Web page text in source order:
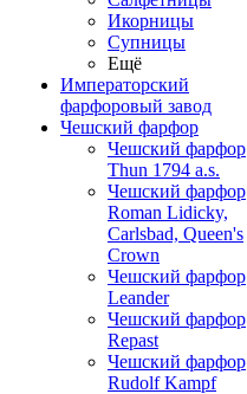
Икорницы
Супницы
Ещё
Императорский
фарфоровый завод
Чешский фарфор
Чешский фарфор
Thun 1794 a.s.
Чешский фарфор
Roman Lidicky,
Carlsbad, Queen's
Crown
Чешский фарфор
Leander
Чешский фарфор
Repast
Чешский фарфор
Rudolf Kampf